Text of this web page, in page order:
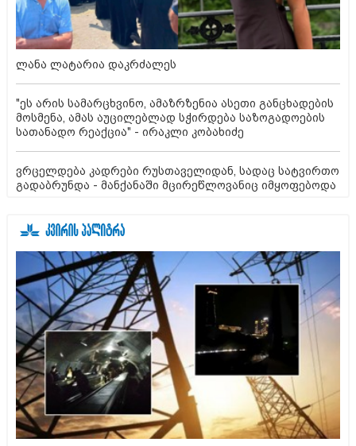
ლანა ლატარია დაკრძალეს
"ეს არის სამარცხვინო, ამაზრზენია ასეთი განცხადების
მოსმენა, ამას აუცილებლად სჭირდება საზოგადოების
სათანადო რეაქცია" - ირაკლი კობახიძე
ვრცელდება კადრები რუსთაველიდან, სადაც სატვირთო
გადაბრუნდა - მანქანაში მცირეწლოვანიც იმყოფებოდა